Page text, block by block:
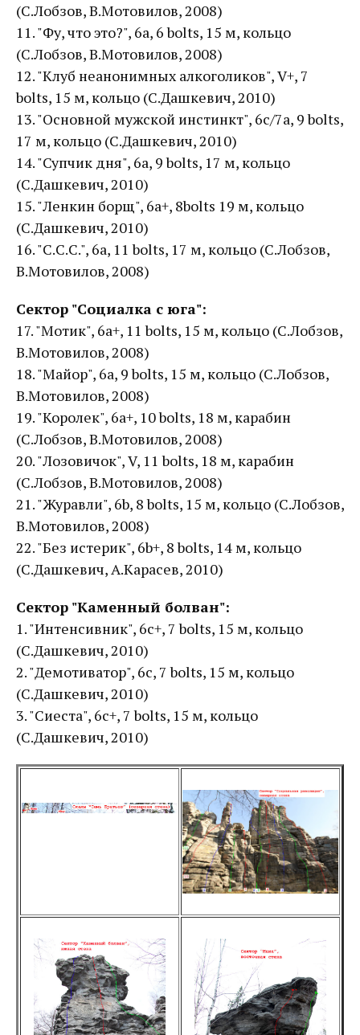
(С.Лобзов, В.Мотовилов, 2008)
11. "Фу, что это?", 6а, 6 bolts, 15 м, кольцо
(С.Лобзов, В.Мотовилов, 2008)
12. "Клуб неанонимных алкоголиков", V+, 7
bolts, 15 м, кольцо (С.Дашкевич, 2010)
13. "Основной мужской инстинкт", 6с/7a, 9 bolts,
17 м, кольцо (С.Дашкевич, 2010)
14. "Супчик дня", 6a, 9 bolts, 17 м, кольцо
(С.Дашкевич, 2010)
15. "Ленкин борщ", 6a+, 8bolts 19 м, кольцо
(С.Дашкевич, 2010)
16. "С.С.С.", 6а, 11 bolts, 17 м, кольцо (С.Лобзов,
В.Мотовилов, 2008)
Сектор "Социалка с юга":
17. "Мотик", 6а+, 11 bolts, 15 м, кольцо (С.Лобзов,
В.Мотовилов, 2008)
18. "Майор", 6а, 9 bolts, 15 м, кольцо (С.Лобзов,
В.Мотовилов, 2008)
19. "Королек", 6а+, 10 bolts, 18 м, карабин
(С.Лобзов, В.Мотовилов, 2008)
20. "Лозовичок", V, 11 bolts, 18 м, карабин
(С.Лобзов, В.Мотовилов, 2008)
21. "Журавли", 6b, 8 bolts, 15 м, кольцо (С.Лобзов,
В.Мотовилов, 2008)
22. "Без истерик", 6b+, 8 bolts, 14 м, кольцо
(С.Дашкевич, А.Карасев, 2010)
Сектор "Каменный болван":
1. "Интенсивник", 6с+, 7 bolts, 15 м, кольцо
(С.Дашкевич, 2010)
2. "Демотиватор", 6с, 7 bolts, 15 м, кольцо
(С.Дашкевич, 2010)
3. "Сиеста", 6с+, 7 bolts, 15 м, кольцо
(С.Дашкевич, 2010)